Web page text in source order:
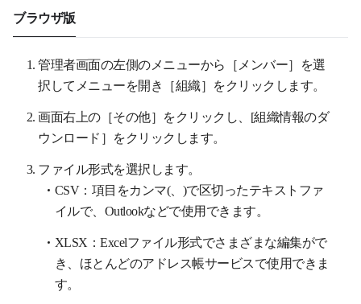
ブラウザ版
管理者画面の左側のメニューから［メンバー］を選
択してメニューを開き［組織］をクリックします。
画面右上の［その他］をクリックし、[組織情報のダ
ウンロード］をクリックします。
ファイル形式を選択します。
CSV：項目をカンマ(、)で区切ったテキストファ
イルで、Outlookなどで使用できます。
XLSX：Excelファイル形式でさまざまな編集がで
き、ほとんどのアドレス帳サービスで使用できま
す。